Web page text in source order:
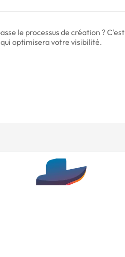
le processus de création ? C'est
qui optimisera votre visibilité.